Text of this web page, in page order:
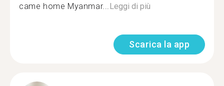
came home Myanmar...Leggi di più
Scarica la app